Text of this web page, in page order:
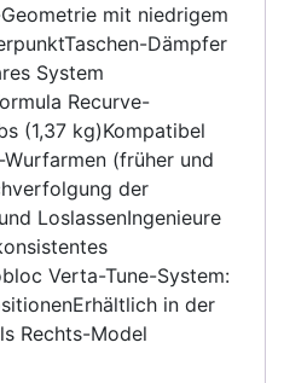
mit niedrigem
Dämpfer
System
Recurve-
(1,37 kg)Kompatibel
(früher und
der
LoslassenIngenieure
Verta-Tune-System:
in der
Rechts-Model